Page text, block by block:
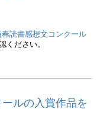
春読書感想文コンクール
ください。
ルの入賞作品を